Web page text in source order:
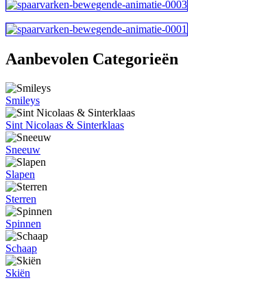
Aanbevolen Categorieën
Smileys
Sint Nicolaas & Sinterklaas
Sneeuw
Slapen
Sterren
Spinnen
Schaap
Skiën